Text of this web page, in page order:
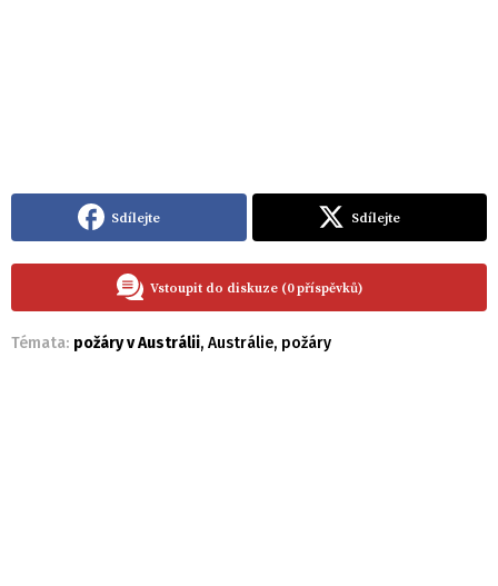
Sdílejte Sdílejte
Vstoupit do diskuze (0 příspěvků)
Témata: požáry v Austrálii, Austrálie, požáry